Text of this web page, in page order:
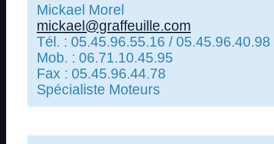
Mickael Morel
mickael@graffeuille.com
Tél. : 05.45.96.55.16 / 05.45.96.40.98
Mob. : 06.71.10.45.95
Fax : 05.45.96.44.78
Spécialiste Moteurs